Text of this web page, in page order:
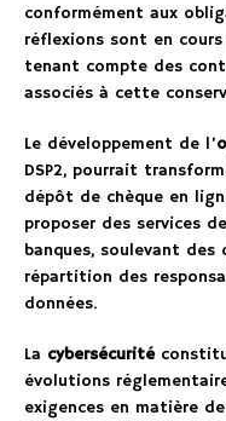
conformément aux
réflexions sont en
tenant compte des
associés à cette
Le développement de l’
DSP2, pourrait
dépôt de chèque en
proposer des services
banques, soulevant des
répartition des
données.
La cybersécurité
évolutions
exigences en matière